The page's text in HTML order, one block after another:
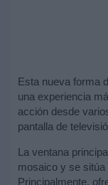
Esta nueva forma
una experiencia
acción desde
pantalla de
La ventana
mosaico y se sitúa
Principalmente,